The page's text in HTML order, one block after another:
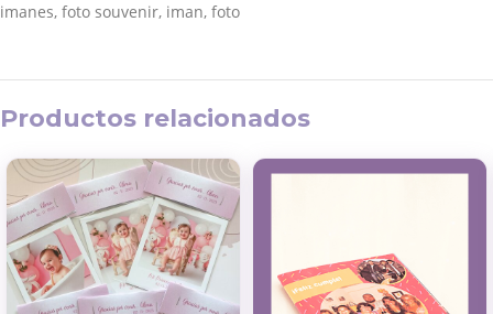
imanes, foto souvenir, iman, foto
Productos relacionados